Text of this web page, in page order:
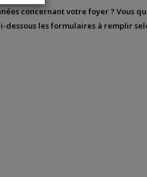
concernant votre foyer ? Vous
dessous les formulaires à remplir